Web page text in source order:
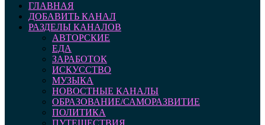
ГЛАВНАЯ
ДОБАВИТЬ КАНАЛ
РАЗДЕЛЫ КАНАЛОВ
АВТОРСКИЕ
ЕДА
ЗАРАБОТОК
ИСКУССТВО
МУЗЫКА
НОВОСТНЫЕ КАНАЛЫ
ОБРАЗОВАНИЕ/САМОРАЗВИТИЕ
ПОЛИТИКА
ПУТЕШЕСТВИЯ